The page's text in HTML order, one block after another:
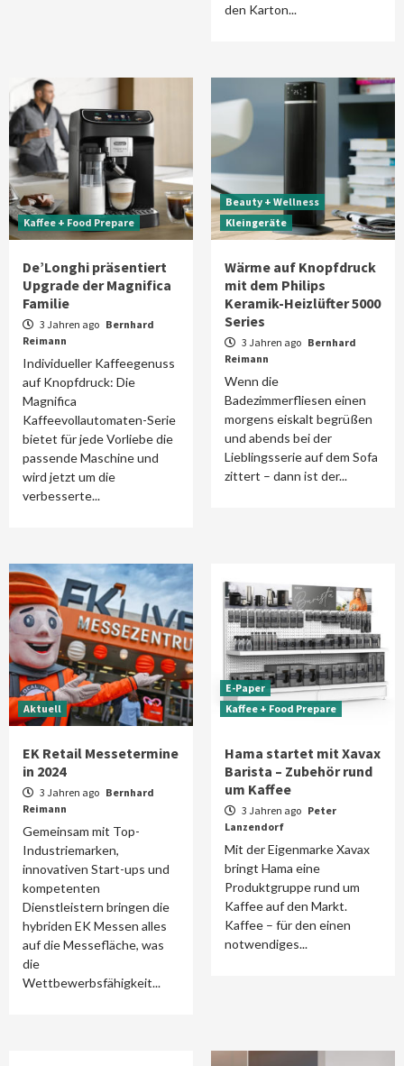
den Karton...
Kaffee + Food Prepare
De’Longhi präsentiert
Upgrade der Magnifica
Familie
3 Jahren ago Bernhard
Reimann
Individueller Kaffeegenuss
auf Knopfdruck: Die
Magnifica
Kaffeevollautomaten-Serie
bietet für jede Vorliebe die
passende Maschine und
wird jetzt um die
verbesserte...
Beauty + Wellness
Kleingeräte
Wärme auf Knopfdruck
mit dem Philips
Keramik-Heizlüfter 5000
Series
3 Jahren ago Bernhard
Reimann
Wenn die
Badezimmerfliesen einen
morgens eiskalt begrüßen
und abends bei der
Lieblingsserie auf dem Sofa
zittert – dann ist der...
Aktuell
EK Retail Messetermine
in 2024
3 Jahren ago Bernhard
Reimann
Gemeinsam mit Top-
Industriemarken,
innovativen Start-ups und
kompetenten
Dienstleistern bringen die
hybriden EK Messen alles
auf die Messefläche, was
die
Wettbewerbsfähigkeit...
E-Paper
Kaffee + Food Prepare
Hama startet mit Xavax
Barista – Zubehör rund
um Kaffee
3 Jahren ago Peter
Lanzendorf
Mit der Eigenmarke Xavax
bringt Hama eine
Produktgruppe rund um
Kaffee auf den Markt.
Kaffee – für den einen
notwendiges...